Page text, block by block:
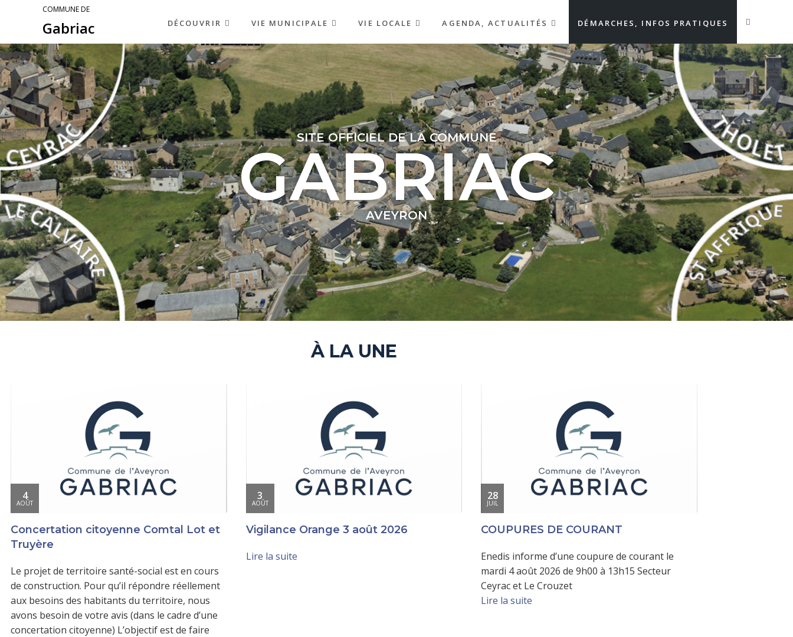
COMMUNE DE
Gabriac DÉCOUVRIR VIE MUNICIPALE VIE LOCALE AGENDA, ACTUALITÉS DÉMARCHES, INFOS PRATIQUES
SITE OFFICIEL DE LA COMMUNE
GABRIAC
AVEYRON
À LA UNE
4
AOÛT
Concertation citoyenne Comtal Lot et
Truyère
Le projet de territoire santé-social est en cours
de construction. Pour qu’il répondre réellement
aux besoins des habitants du territoire, nous
avons besoin de votre avis (dans le cadre d’une
concertation citoyenne) L’objectif est de faire
3
AOÛT
Vigilance Orange 3 août 2026
Lire la suite
28
JUIL
COUPURES DE COURANT
Enedis informe d’une coupure de courant le
mardi 4 août 2026 de 9h00 à 13h15 Secteur
Ceyrac et Le Crouzet
Lire la suite